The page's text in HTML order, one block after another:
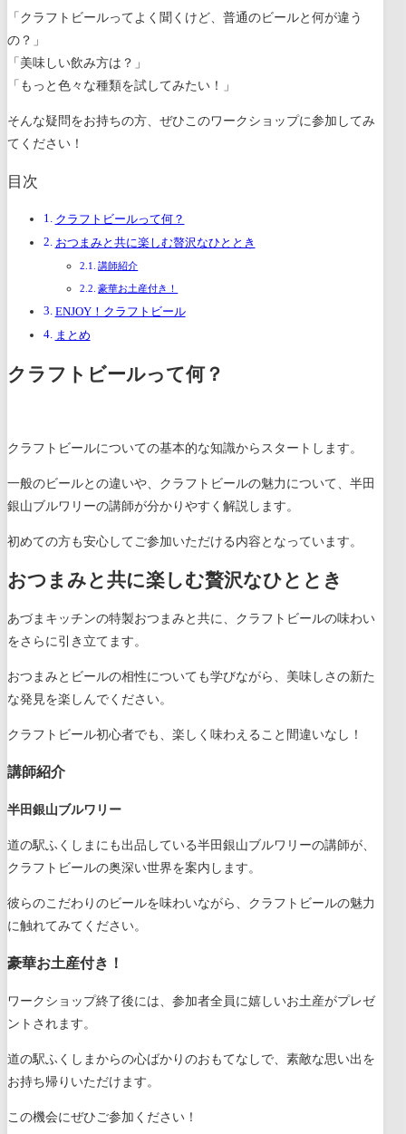
「クラフトビールってよく聞くけど、普通のビールと何が違う
の？」
「美味しい飲み方は？」
「もっと色々な種類を試してみたい！」
そんな疑問をお持ちの方、ぜひこのワークショップに参加してみ
てください！
目次
クラフトビールって何？
おつまみと共に楽しむ贅沢なひととき
講師紹介
豪華お土産付き！
ENJOY！クラフトビール
まとめ
クラフトビールって何？
クラフトビールについての基本的な知識からスタートします。
一般のビールとの違いや、クラフトビールの魅力について、半田
銀山ブルワリーの講師が分かりやすく解説します。
初めての方も安心してご参加いただける内容となっています。
おつまみと共に楽しむ贅沢なひととき
あづまキッチンの特製おつまみと共に、クラフトビールの味わい
をさらに引き立てます。
おつまみとビールの相性についても学びながら、美味しさの新た
な発見を楽しんでください。
クラフトビール初心者でも、楽しく味わえること間違いなし！
講師紹介
半田銀山ブルワリー
道の駅ふくしまにも出品している半田銀山ブルワリーの講師が、
クラフトビールの奥深い世界を案内します。
彼らのこだわりのビールを味わいながら、クラフトビールの魅力
に触れてみてください。
豪華お土産付き！
ワークショップ終了後には、参加者全員に嬉しいお土産がプレゼ
ントされます。
道の駅ふくしまからの心ばかりのおもてなしで、素敵な思い出を
お持ち帰りいただけます。
この機会にぜひご参加ください！